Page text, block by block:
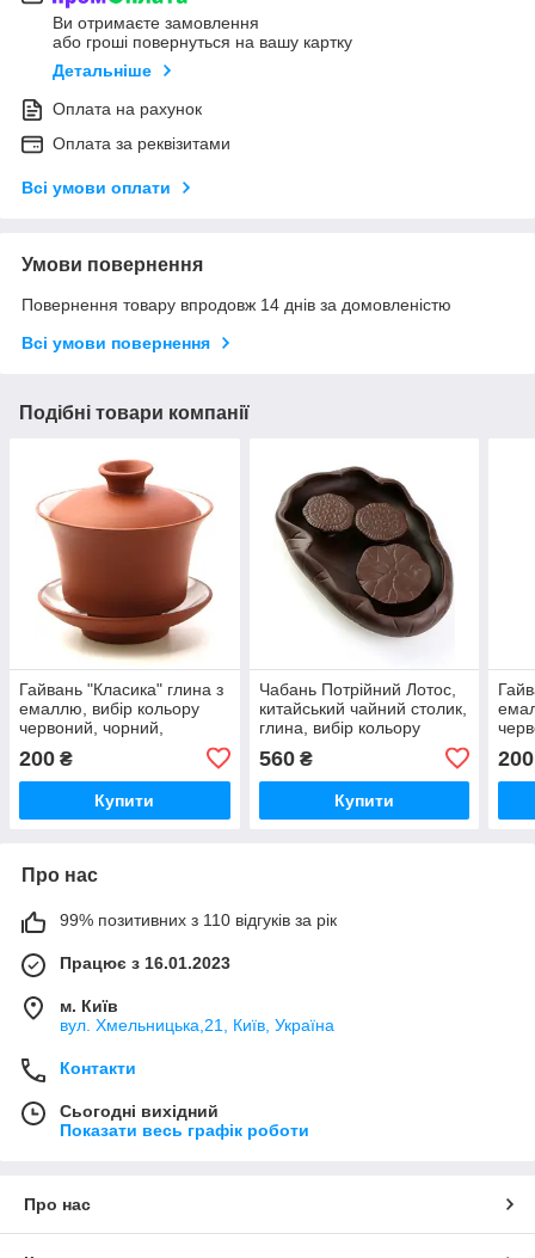
Ви отримаєте замовлення
або гроші повернуться на вашу картку
Детальніше
Оплата на рахунок
Оплата за реквізитами
Всі умови оплати
Умови повернення
Повернення товару впродовж 14 днів за домовленістю
Всі умови повернення
Подібні товари компанії
Гайвань "Класика" глина з
емаллю, вибір кольору
червоний, чорний,
200 ₴
Купити
Чабань Потрійний Лотос,
китайський чайний столик,
глина, вибір кольору
23х15х3.5 см
560₴
Купити
200
Про нас
99% позитивних з 110 відгуків за рік
Працює з 16.01.2023
м. Київ
вул. Хмельницька,21, Київ, Україна
Контакти
Сьогодні вихідний
Показати весь графік роботи
Про нас